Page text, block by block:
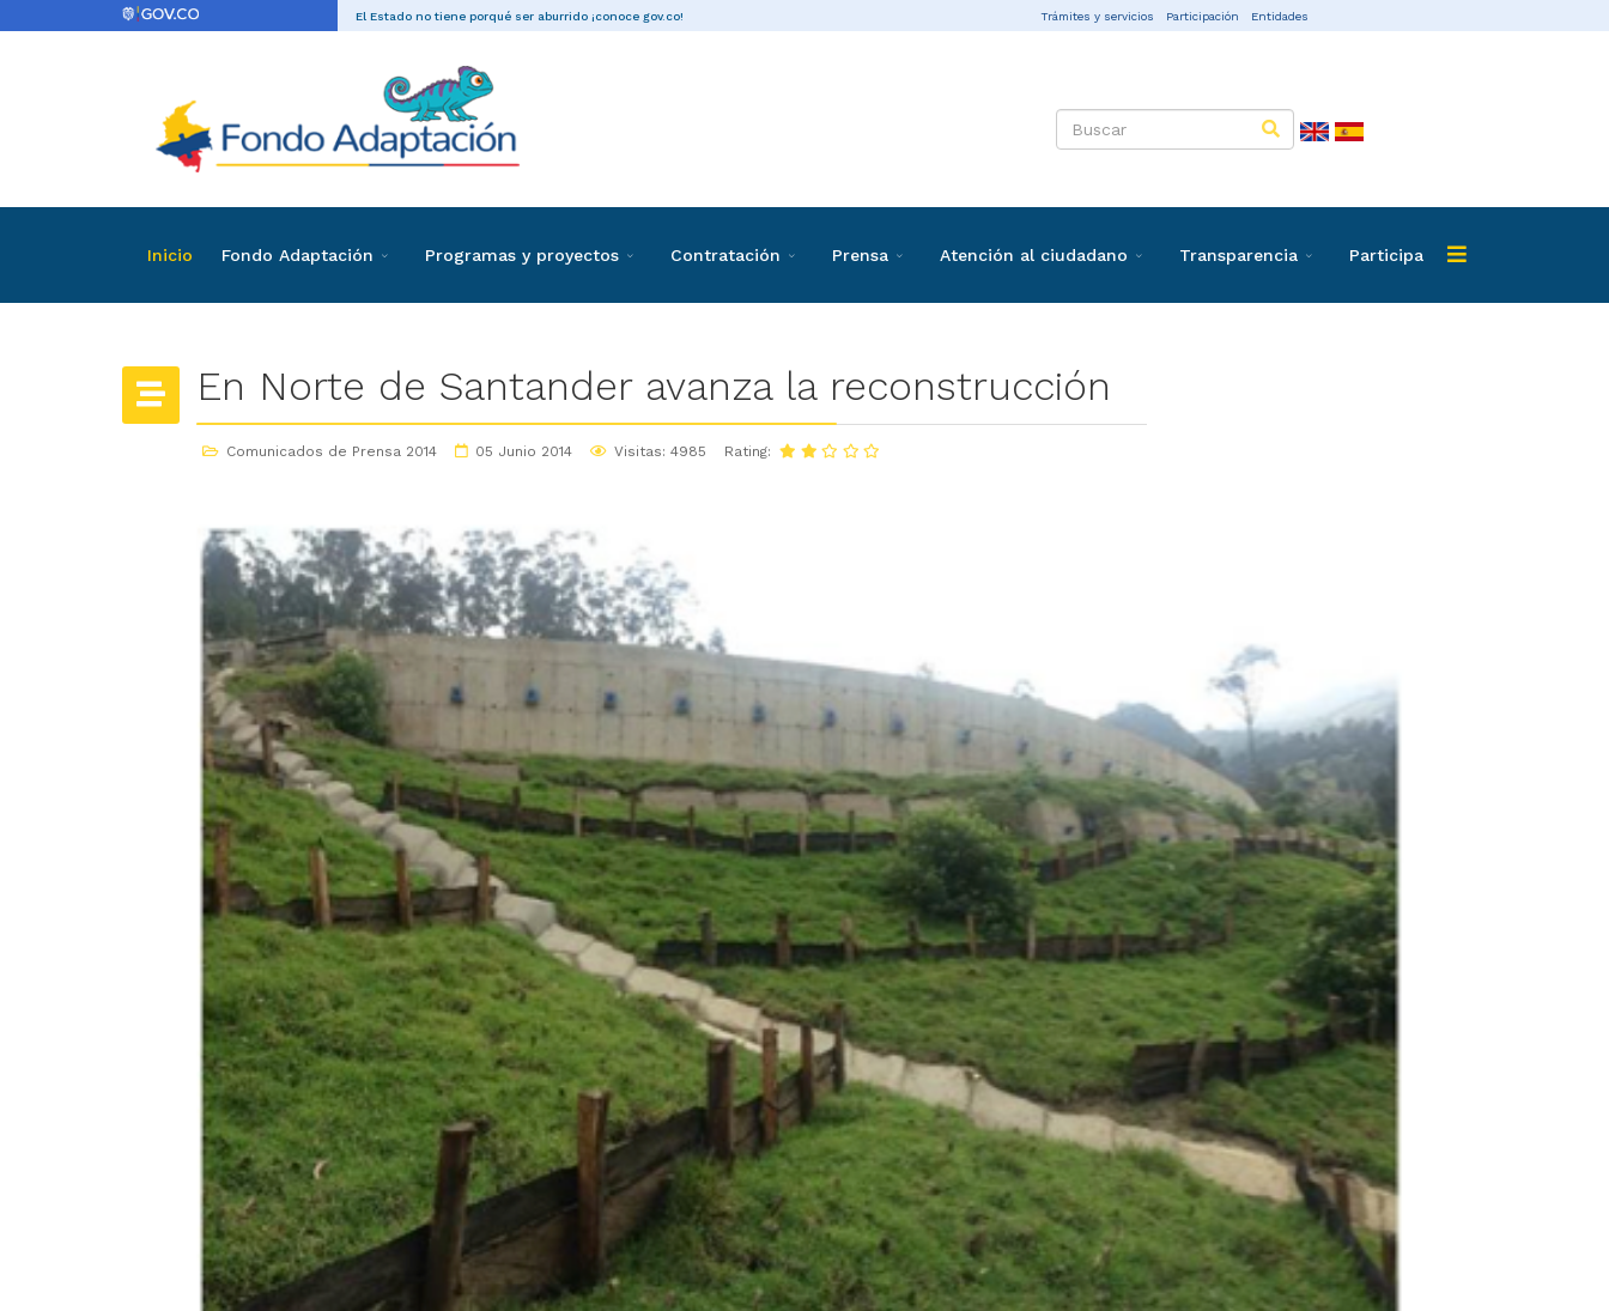
El Estado no tiene porqué ser aburrido ¡conoce gov.co! Trámites y servicios Participación Entidades
Inicio Fondo Adaptación Programas y proyectos Contratación Prensa Atención al ciudadano Transparencia Participa
En Norte de Santander avanza la reconstrucción
Comunicados de Prensa 2014 05 Junio 2014 Visitas: 4985 Rating: